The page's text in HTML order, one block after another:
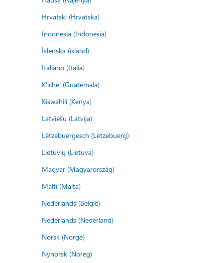
Hrvatski (Hrvatska)
Indonesia (Indonesia)
Íslenska (ísland)
Italiano (Italia)
K'iche' (Guatemala)
Kiswahili (Kenya)
Latviešu (Latvija)
Lëtzebuergesch (Lëtzebuerg)
Lietuvių (Lietuva)
Magyar (Magyarország)
Malti (Malta)
Nederlands (België)
Nederlands (Nederland)
Norsk (Norge)
Nynorsk (Noreg)